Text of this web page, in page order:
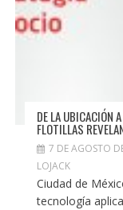
DE LA UBICACIÓN
FLOTILLAS
7 DE AGOSTO
LOJACK
Ciudad de
tecnología